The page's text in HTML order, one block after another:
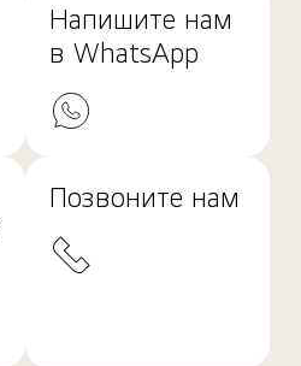
Напишите нам
в WhatsApp
Позвоните нам